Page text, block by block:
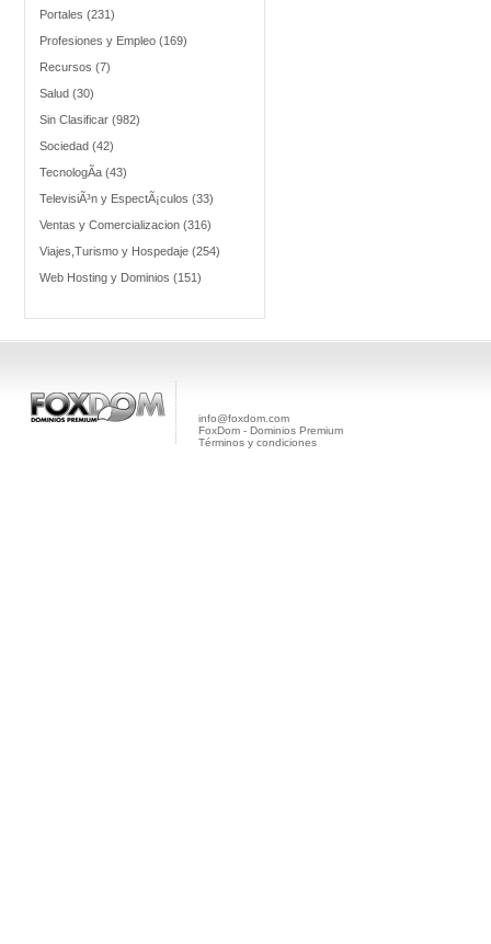
Portales (231)
Profesiones y Empleo (169)
Recursos (7)
Salud (30)
Sin Clasificar (982)
Sociedad (42)
TecnologÃ­a (43)
TelevisiÃ³n y EspectÃ¡culos (33)
Ventas y Comercializacion (316)
Viajes,Turismo y Hospedaje (254)
Web Hosting y Dominios (151)
info@foxdom.com
FoxDom - Dominios Premium
Términos y condiciones